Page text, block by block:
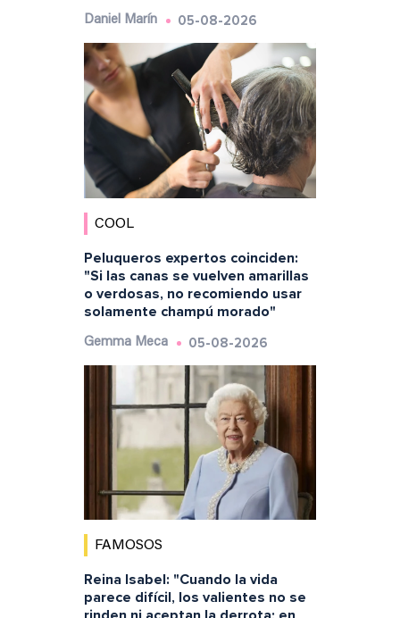
Daniel Marín 05-08-2026
COOL
Peluqueros expertos coinciden:
"Si las canas se vuelven amarillas
o verdosas, no recomiendo usar
solamente champú morado"
Gemma Meca 05-08-2026
FAMOSOS
Reina Isabel: "Cuando la vida
parece difícil, los valientes no se